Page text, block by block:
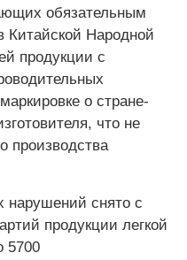
обязательным
Китайской Народной
продукции с
о стране-
что не
производства
нарушений снято с
продукции легкой
5700